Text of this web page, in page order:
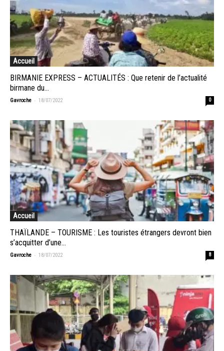
Accueil
BIRMANIE EXPRESS – ACTUALITÉS : Que retenir de l’actualité
birmane du...
Gavroche - 18/07/2022 0
Accueil
THAÏLANDE – TOURISME : Les touristes étrangers devront bien
s’acquitter d’une...
Gavroche - 18/07/2022 8